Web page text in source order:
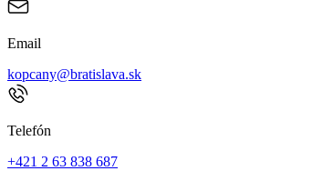
Email
kopcany@bratislava.sk
Telefón
+421 2 63 838 687